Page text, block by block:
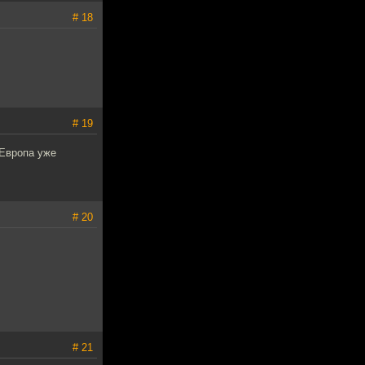
# 18
# 19
уже
# 20
# 21